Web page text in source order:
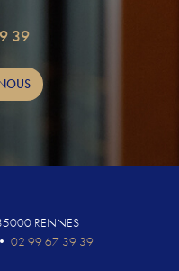
39
RENNES
02 99 67 39 39